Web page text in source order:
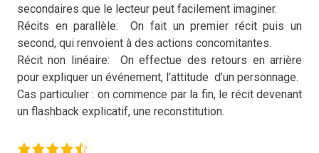
secondaires que le lecteur peut facilement imaginer.
Récits en parallèle: On fait un premier récit puis un
second, qui renvoient à des actions concomitantes.
Récit non linéaire: On effectue des retours en arrière
pour expliquer un événement, l’attitude d’un personnage.
Cas particulier : on commence par la fin, le récit devenant
un flashback explicatif, une reconstitution.